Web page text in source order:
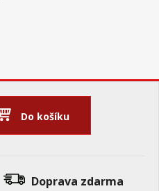
Do košíku
Doprava zdarma